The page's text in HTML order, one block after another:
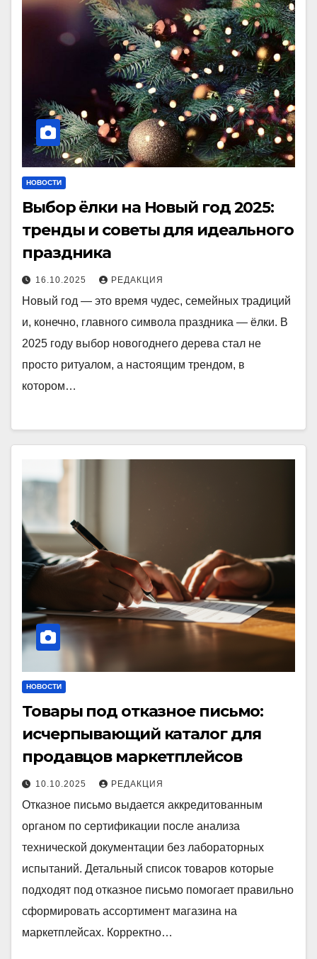
НОВОСТИ
Выбор ёлки на Новый год 2025:
тренды и советы для идеального
праздника
16.10.2025 РЕДАКЦИЯ
Новый год — это время чудес, семейных традиций
и, конечно, главного символа праздника — ёлки. В
2025 году выбор новогоднего дерева стал не
просто ритуалом, а настоящим трендом, в
котором…
НОВОСТИ
Товары под отказное письмо:
исчерпывающий каталог для
продавцов маркетплейсов
10.10.2025 РЕДАКЦИЯ
Отказное письмо выдается аккредитованным
органом по сертификации после анализа
технической документации без лабораторных
испытаний. Детальный список товаров которые
подходят под отказное письмо помогает правильно
сформировать ассортимент магазина на
маркетплейсах. Корректно…